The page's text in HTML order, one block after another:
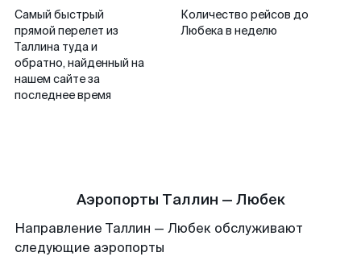
Самый быстрый
прямой перелет из
Таллина туда и
обратно, найденный на
нашем сайте за
последнее время
Количество рейсов до
Любека в неделю
Аэропорты Таллин — Любек
Направление Таллин — Любек обслуживают
следующие аэропорты